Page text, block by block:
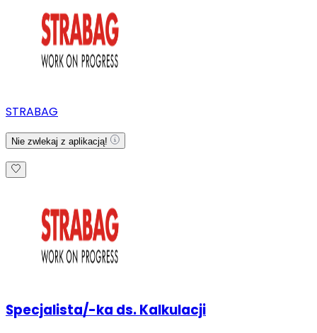
STRABAG
Nie zwlekaj z aplikacją!
Specjalista/-ka ds. Kalkulacji